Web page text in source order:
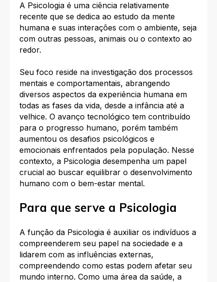
A Psicologia é uma ciência relativamente
recente que se dedica ao estudo da mente
humana e suas interações com o ambiente, seja
com outras pessoas, animais ou o contexto ao
redor.
Seu foco reside na investigação dos processos
mentais e comportamentais, abrangendo
diversos aspectos da experiência humana em
todas as fases da vida, desde a infância até a
velhice. O avanço tecnológico tem contribuído
para o progresso humano, porém também
aumentou os desafios psicológicos e
emocionais enfrentados pela população. Nesse
contexto, a Psicologia desempenha um papel
crucial ao buscar equilibrar o desenvolvimento
humano com o bem-estar mental.
Para que serve a Psicologia
A função da Psicologia é auxiliar os indivíduos a
compreenderem seu papel na sociedade e a
lidarem com as influências externas,
compreendendo como estas podem afetar seu
mundo interno. Como uma área da saúde, a